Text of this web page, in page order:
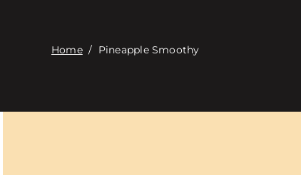
Home/ Pineapple Smoothy